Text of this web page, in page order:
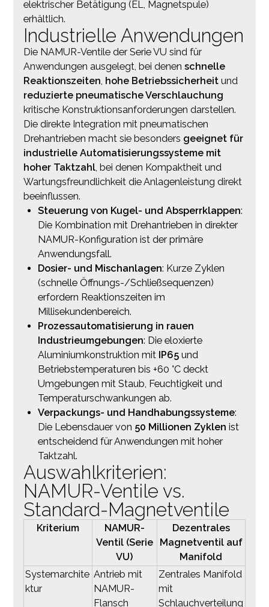
elektrischer Betätigung (EL, Magnetspule)
erhältlich.
Industrielle Anwendungen
Die NAMUR-Ventile der Serie VU sind für
Anwendungen ausgelegt, bei denen schnelle
Reaktionszeiten, hohe Betriebssicherheitund
reduzierte pneumatische Verschlauchung
kritische Konstruktionsanforderungen darstellen.
Die direkte Integration mit pneumatischen
Drehantrieben macht sie besonders geeignet für
industrielle Automatisierungssysteme mit
hoher Taktzahl, bei denen Kompaktheit und
Wartungsfreundlichkeit die Anlagenleistung direkt
beeinflussen.
Steuerung von Kugel- und Absperrklappen:
Die Kombination mit Drehantrieben in direkter
NAMUR-Konfiguration ist der primäre
Anwendungsfall.
Dosier- und Mischanlagen: Kurze Zyklen
(schnelle Öffnungs-/Schließsequenzen)
erfordern Reaktionszeiten im
Millisekundenbereich.
Prozessautomatisierung in rauen
Industrieumgebungen: Die eloxierte
Aluminiumkonstruktion mit IP65und
Betriebstemperaturen bis +60 °C deckt
Umgebungen mit Staub, Feuchtigkeit und
Temperaturschwankungen ab.
Verpackungs- und Handhabungssysteme:
Die Lebensdauer von 50 Millionen Zyklen ist
entscheidend für Anwendungen mit hoher
Taktzahl.
Auswahlkriterien:
NAMUR-Ventile vs.
Standard-Magnetventile
Kriterium
NAMUR-
Ventil (Serie
VU)
Dezentrales
Magnetventil auf
Manifold
Systemarchite
ktur
Antrieb mit
NAMUR-
Flansch
Zentrales Manifold
mit
Schlauchverteilung